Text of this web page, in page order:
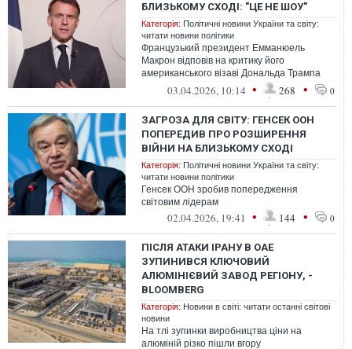
БЛИЗЬКОМУ СХОДІ: "ЦЕ НЕ ШОУ"
Категорія: Політичні новини України та світу:
читати новини політики
Французький президент Емманюель
Макрон відповів на критику його
американського візаві Дональда Трампа
союзників США щодо війни на Близькому
03.04.2026, 10:14 • 268 • 0
ЗАГРОЗА ДЛЯ СВІТУ: ГЕНСЕК ООН
ПОПЕРЕДИВ ПРО РОЗШИРЕННЯ
ВІЙНИ НА БЛИЗЬКОМУ СХОДІ
Категорія: Політичні новини України та світу:
читати новини політики
Генсек ООН зробив попередження
світовим лідерам
02.04.2026, 19:41 • 144 • 0
ПІСЛЯ АТАКИ ІРАНУ В ОАЕ
ЗУПИНИВСЯ КЛЮЧОВИЙ
АЛЮМІНІЄВИЙ ЗАВОД РЕГІОНУ, -
BLOOMBERG
Категорія: Новини в світі: читати останні світові
новини
На тлі зупинки виробництва ціни на
алюміній різко пішли вгору